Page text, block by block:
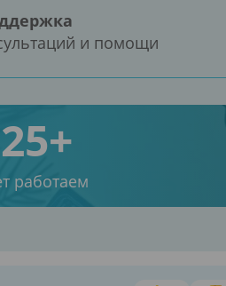
и помощи
25+
работаем